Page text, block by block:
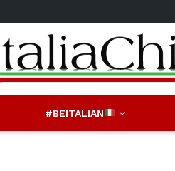
#BEITALIAN